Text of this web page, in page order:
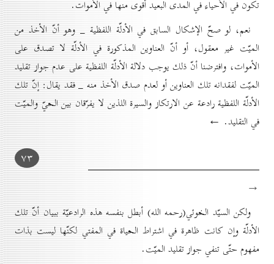
تكون في الأحياء في المدی البعيد أقوى منها في الأموات.
نعم، لو صحّ الإشكال السابق في الأدلّة اللفظية _ وهو أنّ الأخذ من
الميّت غير معقول، أو أنّ العناوين المذكورة في الأدلّة لا تصدق على
الأموات، وافترضنا أنّ ذلك يوجب دلالة الأدلّة اللفظية على عدم جواز تقليد
الميّت لفقدانه تلك العناوين أو لعدم صدق الأخذ منه _ فقد يقال: إنّ تلك
الأدلّة اللفظية رادعة عن الارتكاز والسيرة اللذين لا يفرّقان بين الحيّ والميّت
في التقليد. ←
۷۳
→
ولكن السيّد الخوئي(رحمه الله) أبطل بنفسه هذه الرادعيّة ببيان أنّ تلك
الأدلّة وإن كانت ظاهرة في اشتراط الحياة في المفتي لكنّها ليست بذات
مفهوم حتّى تنفي جواز تقليد الميّت.